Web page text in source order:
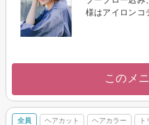
様はアイロンコ
このメ
全員 ヘアカット ヘアカラー ト